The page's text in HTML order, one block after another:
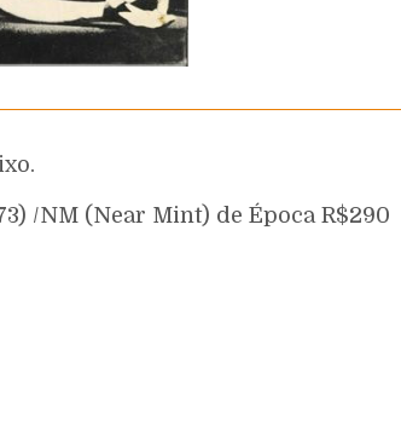
/NM (Near Mint) de Época R$290